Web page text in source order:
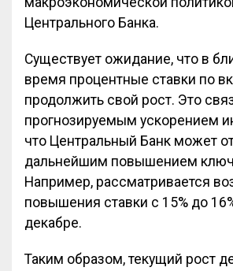
Центрального Банка.
Существует ожидание, что в
время процентные ставки по
продолжить свой рост. Это
прогнозируемым ускорением
что Центральный Банк может
дальнейшим повышением
Например, рассматривается
повышения ставки с 15% до
декабре.
Таким образом, текущий рост